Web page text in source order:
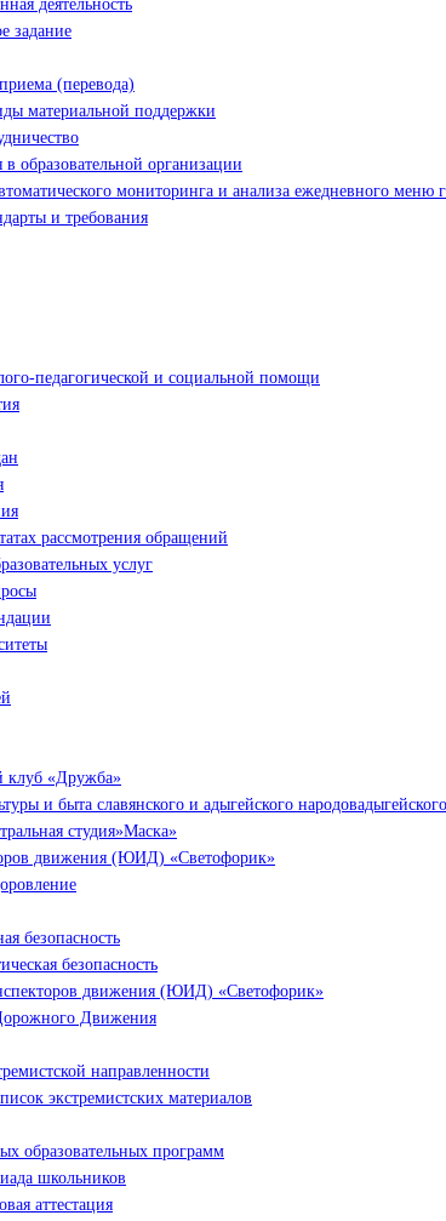
деятельность
задание
(перевода)
материальной поддержки
образовательной организации
мониторинга и анализа ежедневного
и требования
педагогической и социальной помощи
рассмотрения обращений
услуг
клуб «Дружба»
и быта славянского и адыгейского
студия»Маска»
движения (ЮИД) «Светофорик»
безопасность
безопасность
движения (ЮИД) «Светофорик»
Движения
направленности
экстремистских материалов
образовательных программ
школьников
аттестация